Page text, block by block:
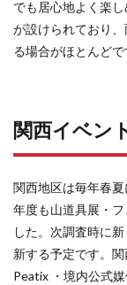
でも居心地よく楽
が設けられており
る場合がほとんどで
関西イベン
関西地区は毎年春
年度も山道具展・
した。次調査時に
新する予定です。
Peatix ・境内公式